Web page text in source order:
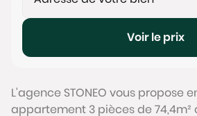
Voir le prix
L'agence STONEO vous propose
appartement 3 pièces de 74,4m²